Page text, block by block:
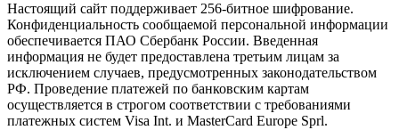
Настоящий сайт поддерживает 256-битное шифрование.
Конфиденциальность сообщаемой персональной информации
обеспечивается ПАО Сбербанк России. Введенная
информация не будет предоставлена третьим лицам за
исключением случаев, предусмотренных законодательством
РФ. Проведение платежей по банковским картам
осуществляется в строгом соответствии с требованиями
платежных систем Visa Int. и MasterCard Europe Sprl.